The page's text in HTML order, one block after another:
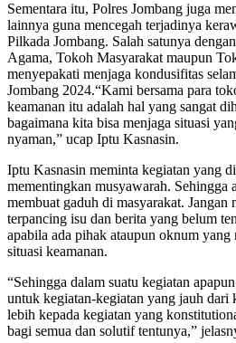
Sementara itu, Polres Jombang juga
lainnya guna mencegah terjadinya
Pilkada Jombang. Salah satunya
Agama, Tokoh Masyarakat maupun
menyepakati menjaga kondusifitas
Jombang 2024.“Kami bersama para
keamanan itu adalah hal yang sangat
bagaimana kita bisa menjaga situasi
nyaman,” ucap Iptu Kasnasin.
Iptu Kasnasin meminta kegiatan yang
mementingkan musyawarah. Sehingga
membuat gaduh di masyarakat. Jangan
terpancing isu dan berita yang belum
apabila ada pihak ataupun oknum yang
situasi keamanan.
“Sehingga dalam suatu kegiatan
untuk kegiatan-kegiatan yang jauh dari
lebih kepada kegiatan yang
bagi semua dan solutif tentunya,”